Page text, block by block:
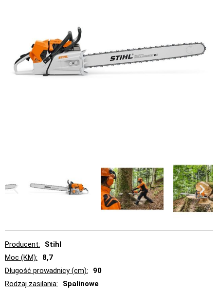
Producent
Stihl
Moc (KM)
8,7
Długość prowadnicy (cm)
90
Rodzaj zasilania
Spalinowe